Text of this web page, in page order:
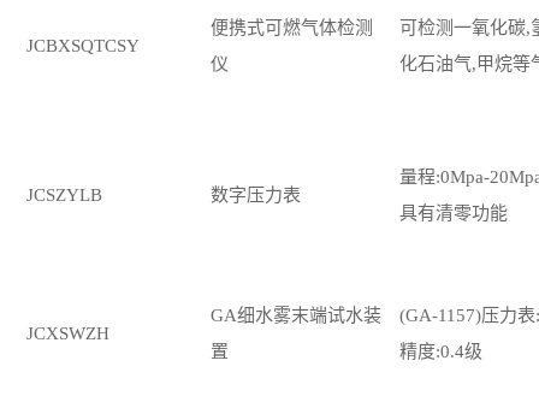
JCBXSQTCSY
便携式可燃气体检测
仪
可检测一氧化碳,
化石油气,甲烷等
JCSZYLB 数字压力表
量程:0Mpa-
具有清零功能
JCXSWZH
GA细水雾末端试水装
置
(GA-1157)压力表
精度:0.4级